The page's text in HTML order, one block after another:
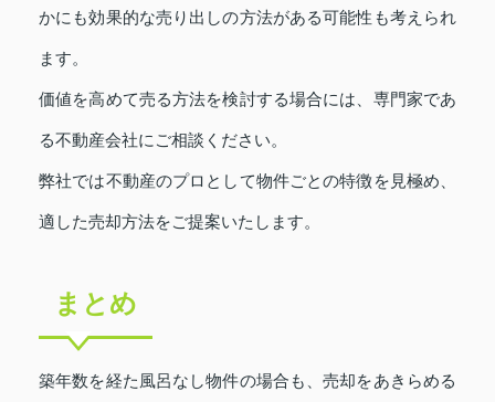
かにも効果的な売り出しの方法がある可能性も考えられ
ます。
価値を高めて売る方法を検討する場合には、専門家であ
る不動産会社にご相談ください。
弊社では不動産のプロとして物件ごとの特徴を見極め、
適した売却方法をご提案いたします。
まとめ
築年数を経た風呂なし物件の場合も、売却をあきらめる